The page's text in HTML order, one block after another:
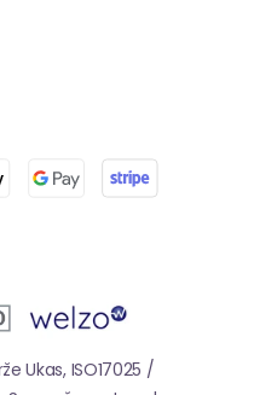
Ukas, ISO17025 /